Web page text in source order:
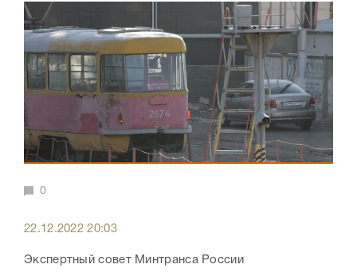
0
22.12.2022 20:03
Экспертный совет Минтранса России